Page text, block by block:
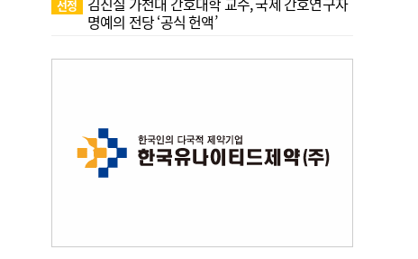
선정
명예의 전당 ‘공식 헌액’